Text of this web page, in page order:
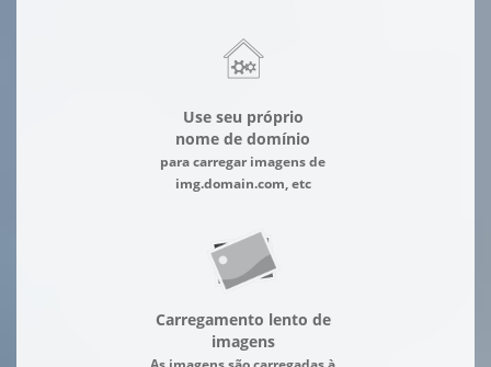
Use seu próprio
nome de domínio
para carregar imagens de
img.domain.com, etc
Carregamento lento de
imagens